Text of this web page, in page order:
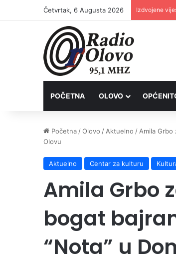
Četvrtak, 6 Augusta 2026 Izdvojene
POČETNA OLOVO
Početna /Olovo / Aktuelno / Amila Grbo
Olovu
Aktuelno Centar za kulturu
Amila Grbo
bogat
“Nota” u